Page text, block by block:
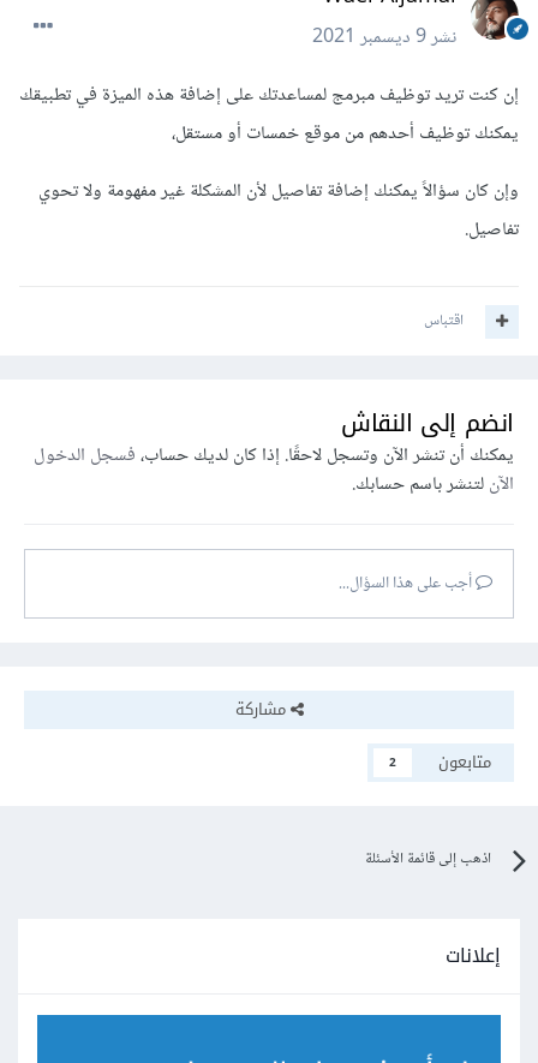
نشر9 ديسمبر 2021
إن كنت تريد توظيف مبرمج لمساعدتك على إضافة هذه الميزة في تطبيقك
يمكنك توظيف أحدهم من موقع خمسات أو مستقل،
وإن كان سؤالاً يمكنك إضافة تفاصيل لأن المشكلة غير مفهومة ولا تحوي
تفاصيل.
اقتباس
انضم إلى النقاش
يمكنك أن تنشر الآن وتسجل لاحقًا. إذا كان لديك حساب،فسجل الدخول
الآنلتنشر باسم حسابك.
أجب على هذا السؤال...
مشاركة
متابعون
2
اذهب إلى قائمة الأسئلة
إعلانات